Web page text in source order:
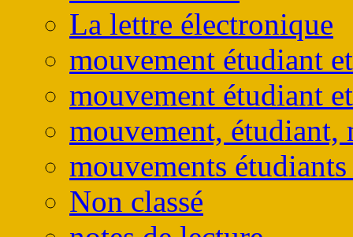
La lettre électronique
mouvement étudiant
mouvement étudiant
mouvement, étudiant,
mouvements
Non classé